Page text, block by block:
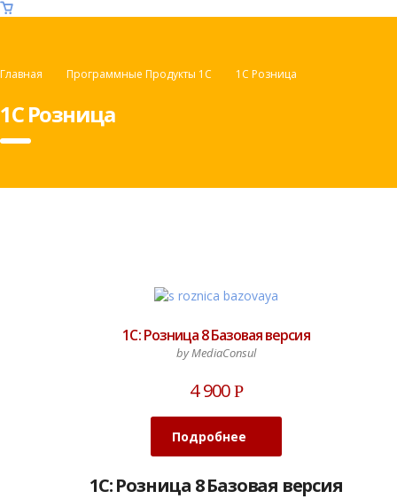
Главная Программные Продукты 1С 1С Розница
1С Розница
1С: Розница 8 Базовая версия
by MediaConsul
4 900Р
Подробнее
1С: Розница 8 Базовая версия